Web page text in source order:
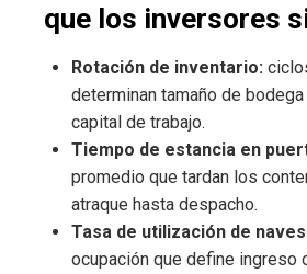
que los inversores
Rotación de inventario:
determinan tamaño de
capital de trabajo.
Tiempo de estancia en
promedio que tardan los
atraque hasta despacho.
Tasa de utilización de
ocupación que define ingreso